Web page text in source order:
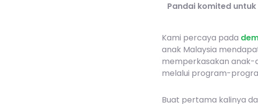
Pandai komited
Kami percaya pada
anak Malaysia
memperkasakan anak-
melalui program-
Buat pertama kalinya